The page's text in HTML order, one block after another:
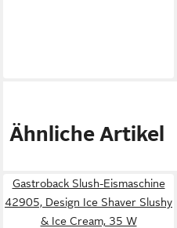
Ähnliche Artikel
Gastroback Slush-Eismaschine
42905, Design Ice Shaver Slushy
& Ice Cream, 35 W